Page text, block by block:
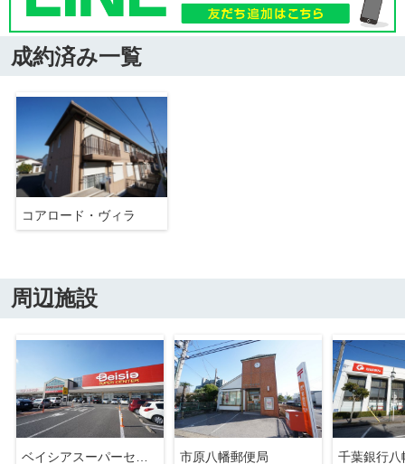
成約済み一覧
コアロード・ヴィラ
周辺施設
ベイシアスーパーセンター 市原八幡店
市原八幡郵便局
千葉銀行八